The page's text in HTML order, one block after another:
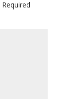
Required